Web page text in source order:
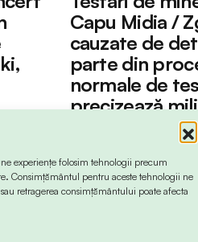
experiențe folosim tehnologii precum
Consimțământul pentru aceste tehnologii ne
retragerea consimțământului poate afecta
Capu Midia /
cauzate de
parte din
normale de
precizează
3